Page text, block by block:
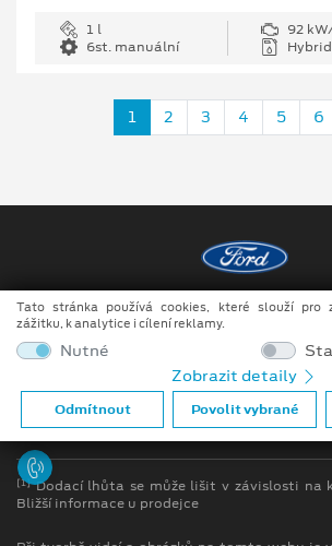
1 l
92
6st. manuální
Hybrid
1 2 3 4 5 6
Copyright ©2026 Auto JIPE
Obchodní podmínky
Ochrana osobních údajů
Prohlášení o zpracování údajů
[1]Dodací lhůta se může lišit v závislosti na
Bližší informace u prodejce
Tato stránka používá cookies, které slouží pro
zážitku, k analytice i cílení reklamy.
Nutné
Zobrazit detaily
Odmítnout Povolit vybrané